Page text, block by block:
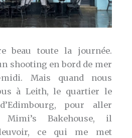
beau toute la journée.
shooting en bord de mer
Mais quand nous
à Leith, le quartier le
pour aller
Bakehouse, il
ce qui me met